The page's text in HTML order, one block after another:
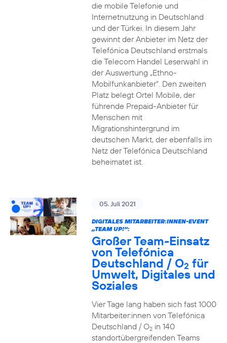
die mobile Telefonie und
Internetnutzung in Deutschland
und der Türkei. In diesem Jahr
gewinnt der Anbieter im Netz der
Telefónica Deutschland erstmals
die Telecom Handel Leserwahl in
der Auswertung „Ethno-
Mobilfunkanbieter“. Den zweiten
Platz belegt Ortel Mobile, der
führende Prepaid-Anbieter für
Menschen mit
Migrationshintergrund im
deutschen Markt, der ebenfalls im
Netz der Telefónica Deutschland
beheimatet ist.
05. Juli 2021
DIGITALES MITARBEITER:INNEN-EVENT
„TEAM UP!“:
Großer Team-Einsatz
von Telefónica
Deutschland / O2 für
Umwelt, Digitales und
Soziales
Vier Tage lang haben sich fast 1000
Mitarbeiter:innen von Telefónica
Deutschland / O2in 140
standortübergreifenden Teams